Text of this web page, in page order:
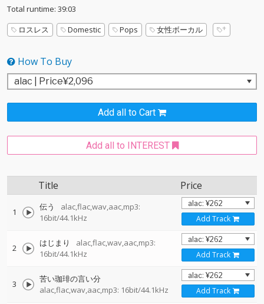
Total runtime: 39:03
ロスレス
Domestic Pops 女性ボーカル
How To Buy
Add all to Cart
Add all to INTEREST
Title Price
1 伝う
alac,flac,wav,aac,mp3:
16bit/44.1kHz
Add Track
2 はじまり
alac,flac,wav,aac,mp3:
16bit/44.1kHz
Add Track
3
苦い珈琲の言い分
alac,flac,wav,aac,mp3: 16bit/44.1kHz
Add Track